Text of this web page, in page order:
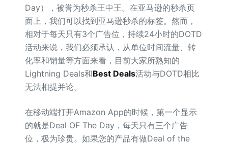
Day），被誉为秒杀王中王。在亚马逊的秒杀页
面上，我们可以找到亚马逊秒杀的标签。然而，
相对于每天只有3个广告位，持续24小时的DOTD
活动来说，我们必须承认，从单位时间流量、转
化率和销量等方面来看，目前大家所熟知的
Lightning Deals和Best Deals活动与DOTD相比
无法相提并论。
在移动端打开Amazon App的时候，第一个显示
的就是Deal OF The Day，每天只有三个广告
位，极为珍贵。如果您的产品有做Deal of the